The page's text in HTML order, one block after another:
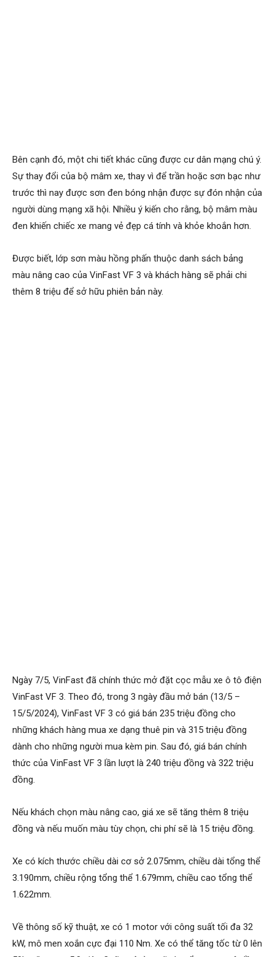
Bên cạnh đó, một chi tiết khác cũng được cư dân mạng chú ý.
Sự thay đổi của bộ mâm xe, thay vì để trần hoặc sơn bạc như
trước thì nay được sơn đen bóng nhận được sự đón nhận của
người dùng mạng xã hội. Nhiều ý kiến cho rằng, bộ mâm màu
đen khiến chiếc xe mang vẻ đẹp cá tính và khỏe khoắn hơn.
Được biết, lớp sơn màu hồng phấn thuộc danh sách bảng
màu nâng cao của VinFast VF 3 và khách hàng sẽ phải chi
thêm 8 triệu để sở hữu phiên bản này.
Ngày 7/5, VinFast đã chính thức mở đặt cọc mẫu xe ô tô điện
VinFast VF 3. Theo đó, trong 3 ngày đầu mở bán (13/5 –
15/5/2024), VinFast VF 3 có giá bán 235 triệu đồng cho
những khách hàng mua xe dạng thuê pin và 315 triệu đồng
dành cho những người mua kèm pin. Sau đó, giá bán chính
thức của VinFast VF 3 lần lượt là 240 triệu đồng và 322 triệu
đồng.
Nếu khách chọn màu nâng cao, giá xe sẽ tăng thêm 8 triệu
đồng và nếu muốn màu tùy chọn, chi phí sẽ là 15 triệu đồng.
Xe có kích thước chiều dài cơ sở 2.075mm, chiều dài tổng thể
3.190mm, chiều rộng tổng thể 1.679mm, chiều cao tổng thể
1.622mm.
Về thông số kỹ thuật, xe có 1 motor với công suất tối đa 32
kW, mô men xoắn cực đại 110 Nm. Xe có thể tăng tốc từ 0 lên